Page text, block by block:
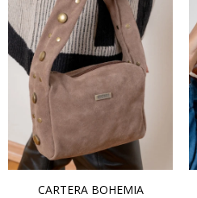
CARTERA BOHEMIA